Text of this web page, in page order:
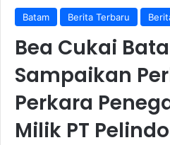
Batam Berita Terbaru
Bea Cukai
Sampaikan
Perkara
Milik PT